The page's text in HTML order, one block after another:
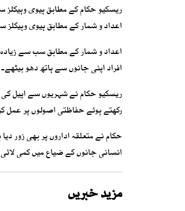
ریسکیو حکام کے مطابق ہیوی
اعداد و شمار کے مطابق ہیوی وہیکلز سے ہونے
افراد اپنی جانوں سے ہاتھ دھو بیٹھے۔
ریسکیو حکام نے شہریوں سے اپیل کی
رکھتے ہوئے حفاظتی اصولوں پر عمل
حکام نے متعلقہ اداروں پر بھی زور
انسانی جانوں کے ضیاع میں کمی
مزید خبریں